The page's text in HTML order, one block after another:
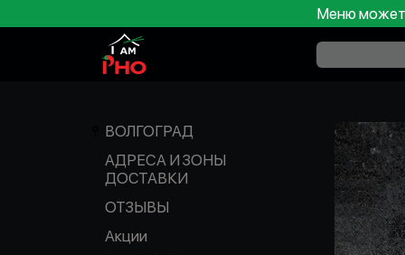
Меню может
ВОЛГОГРАД
АДРЕСА И ЗОНЫ
ДОСТАВКИ
ОТЗЫВЫ
Акции